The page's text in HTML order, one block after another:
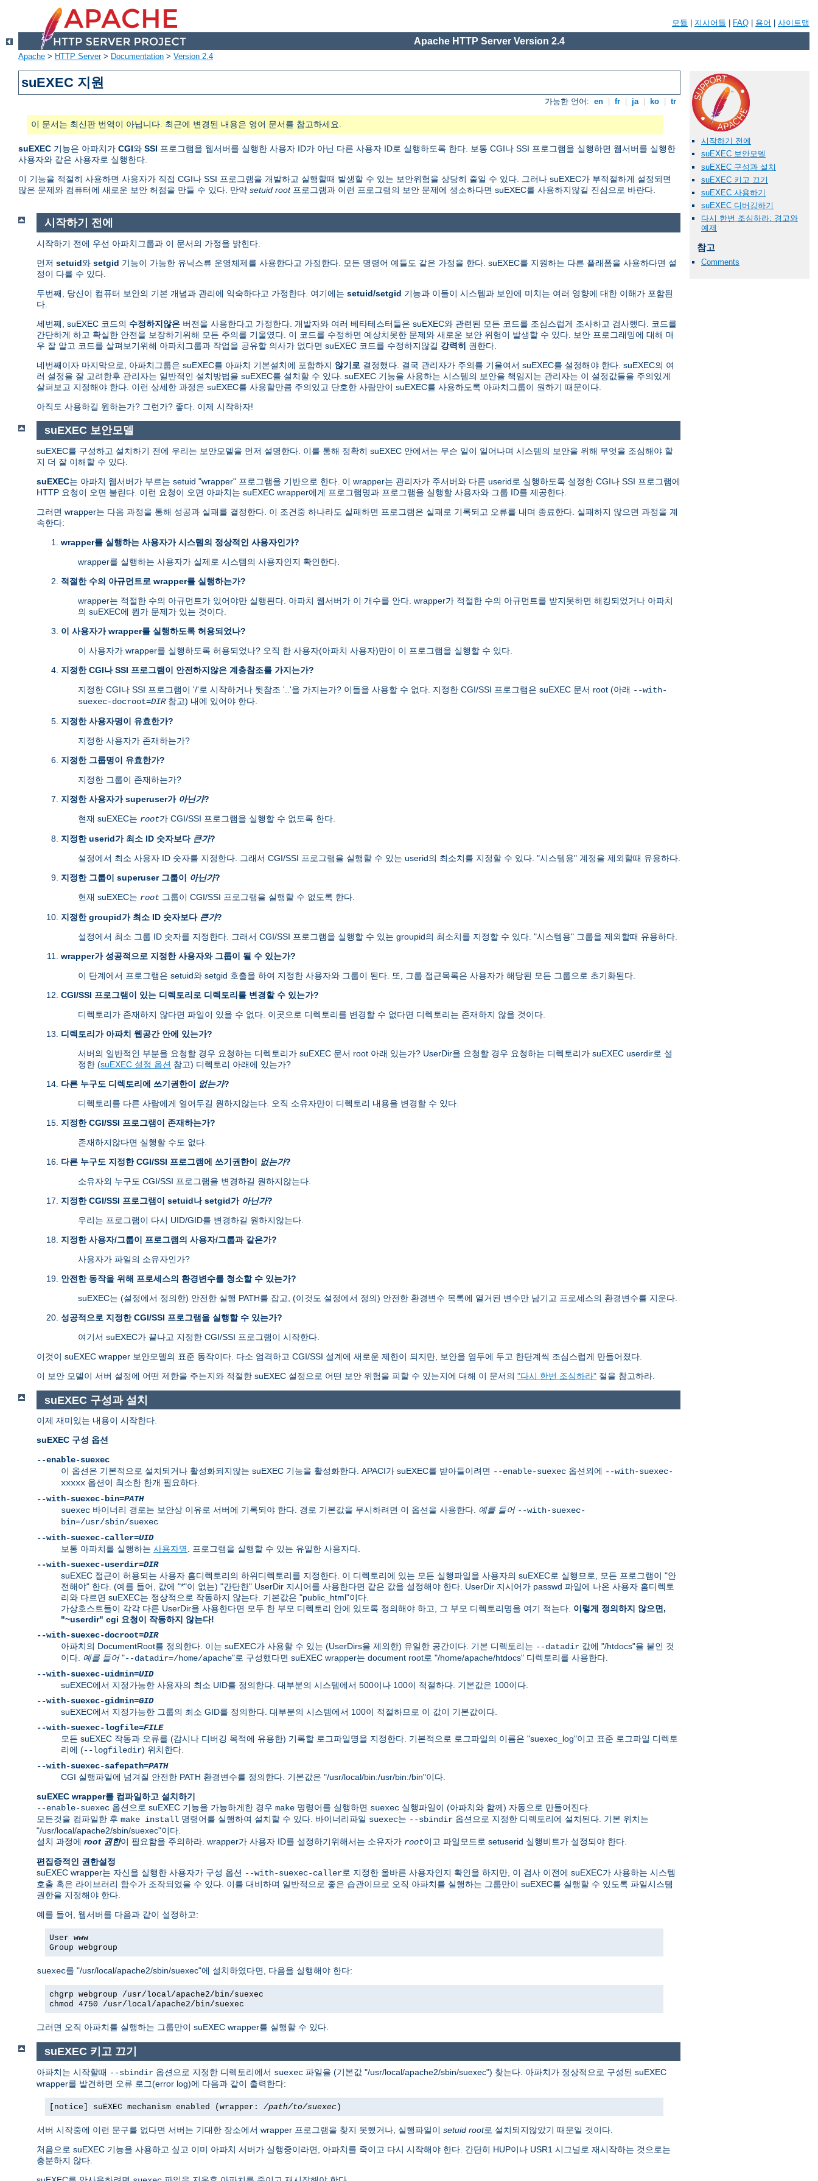
모듈 지시어들 FAQ 용어 사이트맵
Apache HTTP Server Version 2.4
Apache > HTTP Server> Documentation > Version 2.4
suEXEC 지원
가능한 언어: en fr ja ko tr
이 문서는 최신판 번역이 아닙니다. 최근에 변경된 내용은 영어 문서를 참고하세요.
suEXEC 기능은 아파치가 CGI와 SSI 프로그램을 웹서버를 실행한 사용자 ID가 아닌 다른 사용자 ID로 실행하도록 한다. 보통 CGI나 SSI 프로그램을 실행하면 웹서버를 실행한
사용자와 같은 사용자로 실행한다.
이 기능을 적절히 사용하면 사용자가 직접 CGI나 SSI 프로그램을 개발하고 실행할때 발생할 수 있는 보안위험을 상당히 줄일 수 있다. 그러나 suEXEC가 부적절하게 설정되면
많은 문제와 컴퓨터에 새로운 보안 허점을 만들 수 있다. 만약 setuid root프로그램과 이런 프로그램의 보안 문제에 생소하다면 suEXEC를 사용하지않길 진심으로 바란다.
시작하기 전에
suEXEC 보안모델
suEXEC 구성과 설치
suEXEC 키고 끄기
suEXEC 사용하기
suEXEC 디버깅하기
다시 한번 조심하라: 경고와
예제
참고
Comments
시작하기 전에
시작하기 전에 우선 아파치그룹과 이 문서의 가정을 밝힌다.
먼저 setuid와 setgid 기능이 가능한 유닉스류 운영체제를 사용한다고 가정한다. 모든 명령어 예들도 같은 가정을 한다. suEXEC를 지원하는 다른 플래폼을 사용하다면 설
정이 다를 수 있다.
두번째, 당신이 컴퓨터 보안의 기본 개념과 관리에 익숙하다고 가정한다. 여기에는 setuid/setgid 기능과 이들이 시스템과 보안에 미치는 여러 영향에 대한 이해가 포함된
다.
세번째, suEXEC 코드의 수정하지않은 버전을 사용한다고 가정한다. 개발자와 여러 베타테스터들은 suEXEC와 관련된 모든 코드를 조심스럽게 조사하고 검사했다. 코드를
간단하게 하고 확실한 안전을 보장하기위해 모든 주의를 기울였다. 이 코드를 수정하면 예상치못한 문제와 새로운 보안 위험이 발생할 수 있다. 보안 프로그래밍에 대해 매
우 잘 알고 코드를 살펴보기위해 아파치그룹과 작업을 공유할 의사가 없다면 suEXEC 코드를 수정하지않길 강력히 권한다.
네번째이자 마지막으로, 아파치그룹은 suEXEC를 아파치 기본설치에 포함하지 않기로 결정했다. 결국 관리자가 주의를 기울여서 suEXEC를 설정해야 한다. suEXEC의 여
러 설정을 잘 고려한후 관리자는 일반적인 설치방법을 suEXEC를 설치할 수 있다. suEXEC 기능을 사용하는 시스템의 보안을 책임지는 관리자는 이 설정값들을 주의있게
살펴보고 지정해야 한다. 이런 상세한 과정은 suEXEC를 사용할만큼 주의있고 단호한 사람만이 suEXEC를 사용하도록 아파치그룹이 원하기 때문이다.
아직도 사용하길 원하는가? 그런가? 좋다. 이제 시작하자!
suEXEC 보안모델
suEXEC를 구성하고 설치하기 전에 우리는 보안모델을 먼저 설명한다. 이를 통해 정확히 suEXEC 안에서는 무슨 일이 일어나며 시스템의 보안을 위해 무엇을 조심해야 할
지 더 잘 이해할 수 있다.
suEXEC는 아파치 웹서버가 부르는 setuid "wrapper" 프로그램을 기반으로 한다. 이 wrapper는 관리자가 주서버와 다른 userid로 실행하도록 설정한 CGI나 SSI 프로그램에
HTTP 요청이 오면 불린다. 이런 요청이 오면 아파치는 suEXEC wrapper에게 프로그램명과 프로그램을 실행할 사용자와 그룹 ID를 제공한다.
그러면 wrapper는 다음 과정을 통해 성공과 실패를 결정한다. 이 조건중 하나라도 실패하면 프로그램은 실패로 기록되고 오류를 내며 종료한다. 실패하지 않으면 과정을 계
속한다:
wrapper를 실행하는 사용자가 시스템의 정상적인 사용자인가?
wrapper를 실행하는 사용자가 실제로 시스템의 사용자인지 확인한다.
적절한 수의 아규먼트로 wrapper를 실행하는가?
wrapper는 적절한 수의 아규먼트가 있어야만 실행된다. 아파치 웹서버가 이 개수를 안다. wrapper가 적절한 수의 아규먼트를 받지못하면 해킹되었거나 아파치
의 suEXEC에 뭔가 문제가 있는 것이다.
이 사용자가 wrapper를 실행하도록 허용되었나?
이 사용자가 wrapper를 실행하도록 허용되었나? 오직 한 사용자(아파치 사용자)만이 이 프로그램을 실행할 수 있다.
지정한 CGI나 SSI 프로그램이 안전하지않은 계층참조를 가지는가?
지정한 CGI나 SSI 프로그램이 '/'로 시작하거나 뒷참조 '..'을 가지는가? 이들을 사용할 수 없다. 지정한 CGI/SSI 프로그램은 suEXEC 문서 root (아래 --with-
suexec-docroot=DIR참고) 내에 있어야 한다.
지정한 사용자명이 유효한가?
지정한 사용자가 존재하는가?
지정한 그룹명이 유효한가?
지정한 그룹이 존재하는가?
지정한 사용자가 superuser가 아닌가?
현재 suEXEC는 root가 CGI/SSI 프로그램을 실행할 수 없도록 한다.
지정한 userid가 최소 ID 숫자보다 큰가?
설정에서 최소 사용자 ID 숫자를 지정한다. 그래서 CGI/SSI 프로그램을 실행할 수 있는 userid의 최소치를 지정할 수 있다. "시스템용" 계정을 제외할때 유용하다.
지정한 그룹이 superuser 그룹이
아닌가?
현재 suEXEC는 root 그룹이 CGI/SSI 프로그램을 실행할 수 없도록 한다.
지정한 groupid가 최소 ID 숫자보다 큰가?
설정에서 최소 그룹 ID 숫자를 지정한다. 그래서 CGI/SSI 프로그램을 실행할 수 있는 groupid의 최소치를 지정할 수 있다. "시스템용" 그룹을 제외할때 유용하다.
wrapper가 성공적으로 지정한 사용자와 그룹이 될 수 있는가?
이 단계에서 프로그램은 setuid와 setgid 호출을 하여 지정한 사용자와 그룹이 된다. 또, 그룹 접근목록은 사용자가 해당된 모든 그룹으로 초기화된다.
CGI/SSI 프로그램이 있는 디렉토리로 디렉토리를 변경할 수 있는가?
디렉토리가 존재하지 않다면 파일이 있을 수 없다. 이곳으로 디렉토리를 변경할 수 없다면 디렉토리는 존재하지 않을 것이다.
디렉토리가 아파치 웹공간 안에 있는가?
서버의 일반적인 부분을 요청할 경우 요청하는 디렉토리가 suEXEC 문서 root 아래 있는가? UserDir을 요청할 경우 요청하는 디렉토리가 suEXEC userdir로 설
정한 (suEXEC 설정 옵션 참고) 디렉토리 아래에 있는가?
다른 누구도 디렉토리에 쓰기권한이
없는가?
디렉토리를 다른 사람에게 열어두길 원하지않는다. 오직 소유자만이 디렉토리 내용을 변경할 수 있다.
지정한 CGI/SSI 프로그램이 존재하는가?
존재하지않다면 실행할 수도 없다.
다른 누구도 지정한 CGI/SSI 프로그램에 쓰기권한이
없는가?
소유자외 누구도 CGI/SSI 프로그램을 변경하길 원하지않는다.
지정한 CGI/SSI 프로그램이 setuid나 setgid가 아닌가?
우리는 프로그램이 다시 UID/GID를 변경하길 원하지않는다.
지정한 사용자/그룹이 프로그램의 사용자/그룹과 같은가?
사용자가 파일의 소유자인가?
안전한 동작을 위해 프로세스의 환경변수를 청소할 수 있는가?
suEXEC는 (설정에서 정의한) 안전한 실행 PATH를 잡고, (이것도 설정에서 정의) 안전한 환경변수 목록에 열거된 변수만 남기고 프로세스의 환경변수를 지운다.
성공적으로 지정한 CGI/SSI 프로그램을 실행할 수 있는가?
여기서 suEXEC가 끝나고 지정한 CGI/SSI 프로그램이 시작한다.
이것이 suEXEC wrapper 보안모델의 표준 동작이다. 다소 엄격하고 CGI/SSI 설계에 새로운 제한이 되지만, 보안을 염두에 두고 한단계씩 조심스럽게 만들어졌다.
이 보안 모델이 서버 설정에 어떤 제한을 주는지와 적절한 suEXEC 설정으로 어떤 보안 위험을 피할 수 있는지에 대해 이 문서의 "다시 한번 조심하라" 절을 참고하라.
suEXEC 구성과 설치
이제 재미있는 내용이 시작한다.
suEXEC 구성 옵션
--enable-suexec
이 옵션은 기본적으로 설치되거나 활성화되지않는 suEXEC 기능을 활성화한다. APACI가 suEXEC를 받아들이려면 --enable-suexec 옵션외에 --with-suexec-
xxxxx 옵션이 최소한 한개 필요하다.
--with-suexec-bin=PATH
suexec 바이너리 경로는 보안상 이유로 서버에 기록되야 한다. 경로 기본값을 무시하려면 이 옵션을 사용한다. 예를 들어 --with-suexec-
bin=/usr/sbin/suexec
--with-suexec-caller=UID
보통 아파치를 실행하는 사용자명. 프로그램을 실행할 수 있는 유일한 사용자다.
--with-suexec-userdir=DIR
suEXEC 접근이 허용되는 사용자 홈디렉토리의 하위디렉토리를 지정한다. 이 디렉토리에 있는 모든 실행파일을 사용자의 suEXEC로 실행므로, 모든 프로그램이 "안
전해야" 한다. (예를 들어, 값에 "*"이 없는) "간단한" UserDir 지시어를 사용한다면 같은 값을 설정해야 한다. UserDir 지시어가 passwd 파일에 나온 사용자 홈디렉토
리와 다르면 suEXEC는 정상적으로 작동하지 않는다. 기본값은 "public_html"이다.
가상호스트들이 각각 다른 UserDir을 사용한다면 모두 한 부모 디렉토리 안에 있도록 정의해야 하고, 그 부모 디렉토리명을 여기 적는다. 이렇게 정의하지 않으면,
"~userdir" cgi 요청이 작동하지 않는다!
--with-suexec-docroot=DIR
아파치의 DocumentRoot를 정의한다. 이는 suEXEC가 사용할 수 있는 (UserDirs을 제외한) 유일한 공간이다. 기본 디렉토리는 --datadir 값에 "/htdocs"을 붙인 것
이다. 예를 들어"--datadir=/home/apache"로 구성했다면 suEXEC wrapper는 document root로 "/home/apache/htdocs" 디렉토리를 사용한다.
--with-suexec-uidmin=UID
suEXEC에서 지정가능한 사용자의 최소 UID를 정의한다. 대부분의 시스템에서 500이나 100이 적절하다. 기본값은 100이다.
--with-suexec-gidmin=GID
suEXEC에서 지정가능한 그룹의 최소 GID를 정의한다. 대부분의 시스템에서 100이 적절하므로 이 값이 기본값이다.
--with-suexec-logfile=FILE
모든 suEXEC 작동과 오류를 (감시나 디버깅 목적에 유용한) 기록할 로그파일명을 지정한다. 기본적으로 로그파일의 이름은 "suexec_log"이고 표준 로그파일 디렉토
리에 (--logfiledir) 위치한다.
--with-suexec-safepath=PATH
CGI 실행파일에 넘겨질 안전한 PATH 환경변수를 정의한다. 기본값은 "/usr/local/bin:/usr/bin:/bin"이다.
suEXEC wrapper를 컴파일하고 설치하기
--enable-suexec 옵션으로 suEXEC 기능을 가능하게한 경우 make 명령어를 실행하면 suexec 실행파일이 (아파치와 함께) 자동으로 만들어진다.
모든것을 컴파일한 후 make install 명령어를 실행하여 설치할 수 있다. 바이너리파일 suexec는 --sbindir 옵션으로 지정한 디렉토리에 설치된다. 기본 위치는
"/usr/local/apache2/sbin/suexec"이다.
설치 과정에 root 권한이 필요함을 주의하라. wrapper가 사용자 ID를 설정하기위해서는 소유자가 root이고 파일모드로 setuserid 실행비트가 설정되야 한다.
편집증적인 권한설정
suEXEC wrapper는 자신을 실행한 사용자가 구성 옵션 --with-suexec-caller로 지정한 올바른 사용자인지 확인을 하지만, 이 검사 이전에 suEXEC가 사용하는 시스템
호출 혹은 라이브러리 함수가 조작되었을 수 있다. 이를 대비하며 일반적으로 좋은 습관이므로 오직 아파치를 실행하는 그룹만이 suEXEC를 실행할 수 있도록 파일시스템
권한을 지정해야 한다.
예를 들어, 웹서버를 다음과 같이 설정하고:
User www
Group webgroup
suexec를 "/usr/local/apache2/sbin/suexec"에 설치하였다면, 다음을 실행해야 한다:
chgrp webgroup /usr/local/apache2/bin/suexec
chmod 4750 /usr/local/apache2/bin/suexec
그러면 오직 아파치를 실행하는 그룹만이 suEXEC wrapper를 실행할 수 있다.
suEXEC 키고 끄기
아파치는 시작할때 --sbindir 옵션으로 지정한 디렉토리에서 suexec 파일을 (기본값 "/usr/local/apache2/sbin/suexec") 찾는다. 아파치가 정상적으로 구성된 suEXEC
wrapper를 발견하면 오류 로그(error log)에 다음과 같이 출력한다:
[notice] suEXEC mechanism enabled (wrapper: /path/to/suexec )
서버 시작중에 이런 문구를 없다면 서버는 기대한 장소에서 wrapper 프로그램을 찾지 못했거나, 실행파일이 setuid root로 설치되지않았기 때문일 것이다.
처음으로 suEXEC 기능을 사용하고 싶고 이미 아파치 서버가 실행중이라면, 아파치를 죽이고 다시 시작해야 한다. 간단히 HUP이나 USR1 시그널로 재시작하는 것으로는
충분하지 않다.